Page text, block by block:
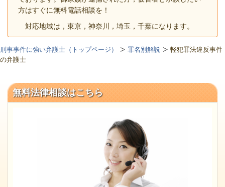
方はすぐに無料電話相談を！
対応地域は，東京，神奈川，埼玉，千葉になります。
刑事事件に強い弁護士（トップページ） 罪名別解説
軽犯罪法違反事件
の弁護士
無料法律相談はこちら